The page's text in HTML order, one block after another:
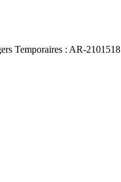
Temporaires : AR-2101518